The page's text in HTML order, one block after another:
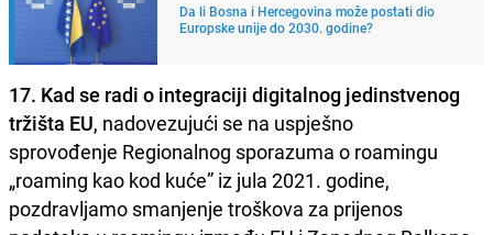
Da li Bosna i Hercegovina može postati dio
Europske unije do 2030. godine?
17. Kad se radi o integraciji digitalnog jedinstvenog
tržišta EU, nadovezujući se na uspješno
sprovođenje Regionalnog sporazuma o roamingu
„roaming kao kod kuće” iz jula 2021. godine,
pozdravljamo smanjenje troškova za prijenos